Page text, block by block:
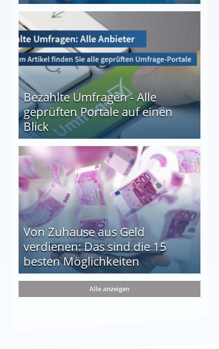
Bezahlte Umfragen - Alle
geprüften Portale auf einen
Blick
auf einen Blick
Von Zuhause aus Geld
verdienen: Das sind die 15
besten Möglichkeiten
die 15 besten Möglichkeiten
Alle anzeigen